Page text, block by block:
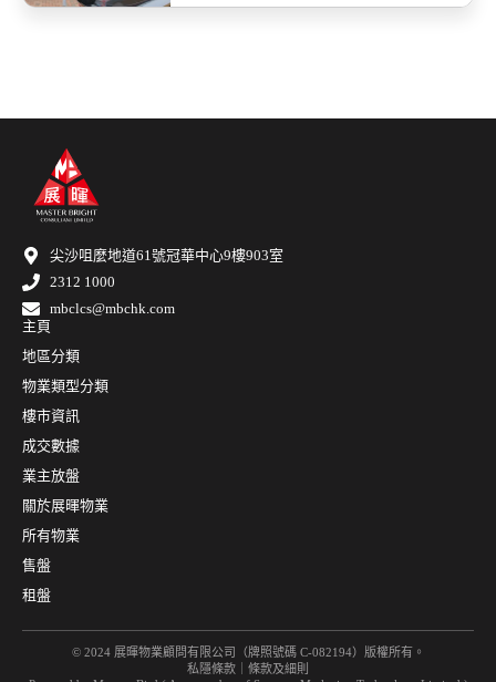
尖沙咀麼地道61號冠華中心9樓903室
2312 1000
mbclcs@mbchk.com
主頁
地區分類
物業類型分類
樓市資訊
成交數據
業主放盤
關於展暉物業
所有物業
售盤
租盤
© 2024 展暉物業顧問有限公司（牌照號碼 C-082194）版權所有。
私隱條款
條款及細則